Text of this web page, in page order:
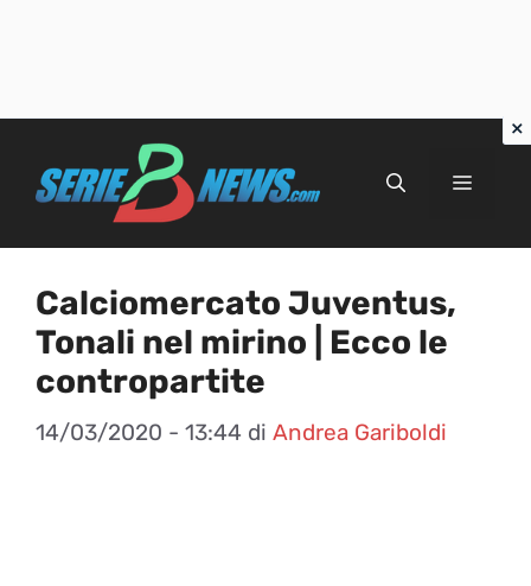
Menu
Calciomercato Juventus,
Tonali nel mirino | Ecco le
contropartite
14/03/2020 - 13:44 di Andrea Gariboldi